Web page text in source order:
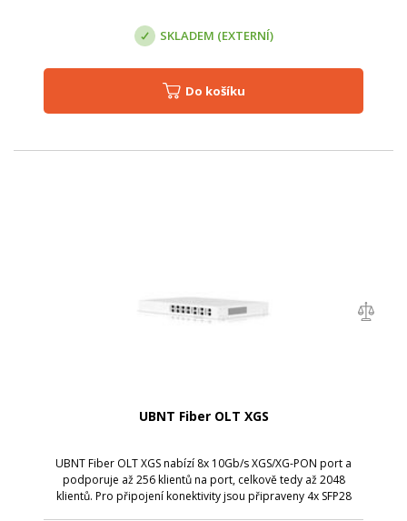
SKLADEM (EXTERNÍ)
Do košíku
UBNT Fiber OLT XGS
UBNT Fiber OLT XGS nabízí 8x 10Gb/s XGS/XG-PON port a
podporuje až 256 klientů na port, celkově tedy až 2048
klientů. Pro připojení konektivity jsou připraveny 4x SFP28